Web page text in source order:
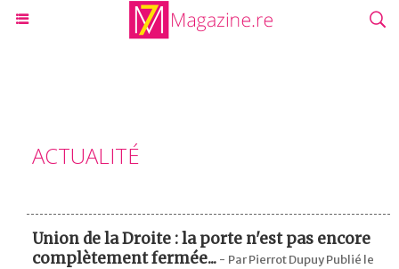
ACTUALITÉ
Union de la Droite : la porte n'est pas encore
complètement fermée... - Par Pierrot Dupuy Publié le